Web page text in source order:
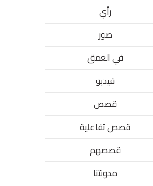
رأي
صور
في العمق
فيديو
قصص
قصص تفاعلية
قصصهم
مدونتنا